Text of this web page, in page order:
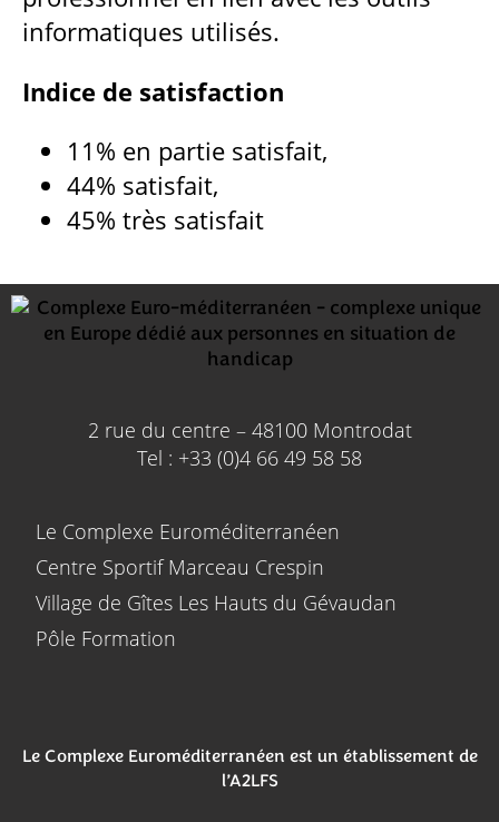
informatiques utilisés.
Indice de satisfaction
11% en partie satisfait,
44% satisfait,
45% très satisfait
2 rue du centre – 48100 Montrodat
Tel : +33 (0)4 66 49 58 58
Le Complexe Euroméditerranéen
Centre Sportif Marceau Crespin
Village de Gîtes Les Hauts du Gévaudan
Pôle Formation
Le Complexe Euroméditerranéen est un établissement de
l’A2LFS